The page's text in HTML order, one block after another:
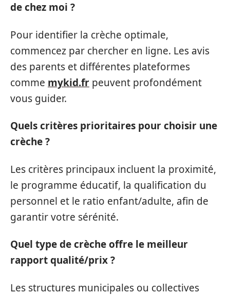
de chez moi ?
Pour identifier la crèche optimale,
commencez par chercher en ligne. Les avis
des parents et différentes plateformes
comme mykid.fr peuvent profondément
vous guider.
Quels critères prioritaires pour choisir une
crèche ?
Les critères principaux incluent la proximité,
le programme éducatif, la qualification du
personnel et le ratio enfant/adulte, afin de
garantir votre sérénité.
Quel type de crèche offre le meilleur
rapport qualité/prix ?
Les structures municipales ou collectives